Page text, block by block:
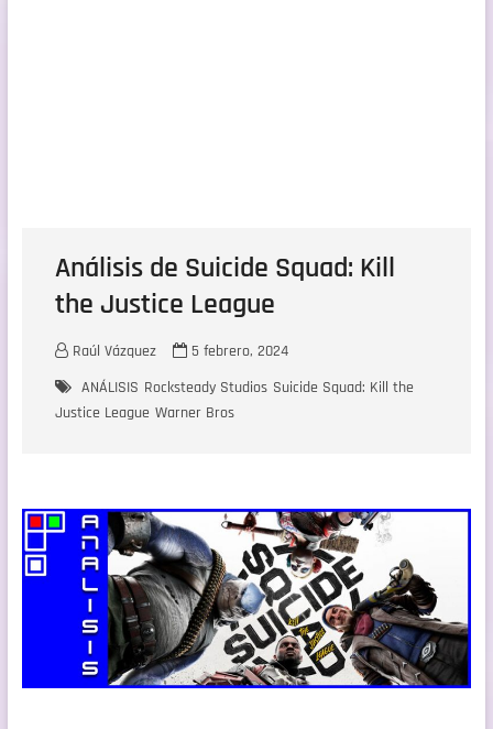
Análisis de Suicide Squad: Kill
the Justice League
Raúl Vázquez
5 febrero, 2024
ANÁLISIS Rocksteady Studios Suicide Squad: Kill the
Justice League Warner Bros